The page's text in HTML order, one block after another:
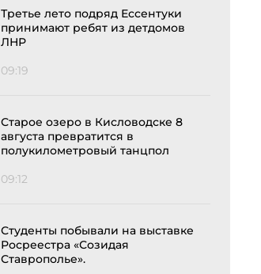
Третье лето подряд Ессентуки
принимают ребят из детдомов
ЛНР
09:19
Старое озеро в Кисловодске 8
августа превратится в
полукилометровый танцпол
09:12
Студенты побывали на выставке
Росреестра «Созидая
Ставрополье».